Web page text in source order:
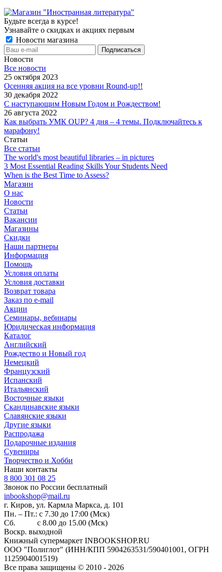
Будьте всегда в курсе!
Узнавайте о скидках и акциях первым
Новости магазина
Новости
Все новости
25 октября 2023
Осенняя акция на все уровни Round-up!!
30 декабря 2022
С наступающим Новым Годом и Рождеством!
26 августа 2022
Как выбрать УМК OUP? 4 дня – 4 темы. Подключайтесь к
марафону!
Статьи
Все статьи
The world's most beautiful libraries – in pictures
3 Most Essential Reading Skills Your Students Need
When is the Best Time to Assess?
Магазин
О нас
Новости
Статьи
Вакансии
Магазины
Скидки
Наши партнеры
Информация
Помощь
Условия оплаты
Условия доставки
Возврат товара
Заказ по e-mail
Акции
Семинары, вебинары
Юридическая информация
Каталог
Английский
Рождество и Новый год
Немецкий
Французский
Испанский
Итальянский
Восточные языки
Скандинавские языки
Славянские языки
Другие языки
Распродажа
Подарочные издания
Сувениры
Творчество и Хобби
Наши контакты
8 800 301 08 25
Звонок по России бесплатный
inbookshop@mail.ru
г. Киров, ул. Кармла Маркса, д. 101
Пн. – Пт.: с 7.30 до 17:00 (Мск)
Сб. с 8.00 до 15.00 (Мск)
Воскр. выходной
Книжный супермаркет INBOOKSHOP.RU
ООО "Полиглот" (ИНН/КПП 5904263531/590401001, ОГРН
1125904001519)
Все права защищены © 2010 - 2026